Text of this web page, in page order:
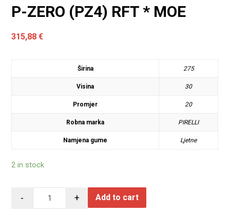
P-ZERO (PZ4) RFT * MOE
315,88€
Širina 275
Visina 30
Promjer 20
Robna marka PIRELLI
Namjena gume Ljetne
2 in stock
- + Add to cart